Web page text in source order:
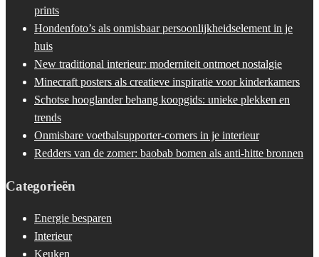
prints
Hondenfoto’s als onmisbaar persoonlijkheidselement in je
huis
New traditional interieur: moderniteit ontmoet nostalgie
Minecraft posters als creatieve inspiratie voor kinderkamers
Schotse hooglander behang koopgids: unieke plekken en
trends
Onmisbare voetbalsupporter-corners in je interieur
Redders van de zomer: baobab bomen als anti-hitte bronnen
Categorieën
Energie besparen
Interieur
Keuken